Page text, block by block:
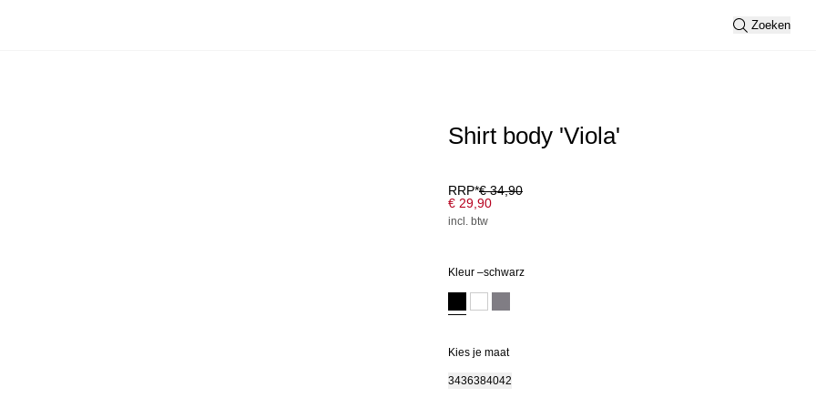
Zoeken
Shirt body 'Viola'
RRP*€ 34,90
€ 29,90
incl. btw
Kleur –schwarz
Kies je maat
3436384042